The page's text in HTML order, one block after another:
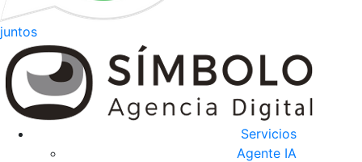
juntos
Servicios
Agente IA